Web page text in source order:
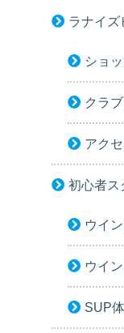
ラナイズ
ショ
クラ
アク
初心者ス
ウイ
ウイ
SUP